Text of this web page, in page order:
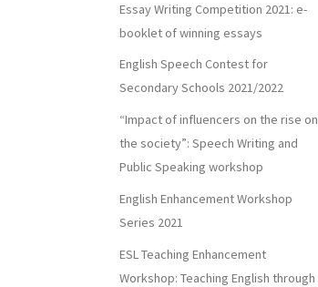
Essay Writing Competition 2021: e-
booklet of winning essays
English Speech Contest for
Secondary Schools 2021/2022
“Impact of influencers on the rise on
the society”: Speech Writing and
Public Speaking workshop
English Enhancement Workshop
Series 2021
ESL Teaching Enhancement
Workshop: Teaching English through